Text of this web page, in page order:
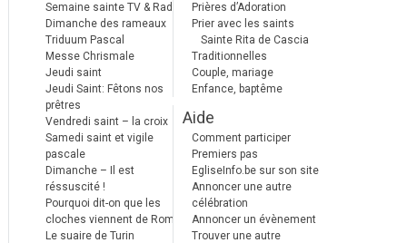
Semaine sainte TV & Radio
Dimanche des rameaux
Triduum Pascal
Messe Chrismale
Jeudi saint
Jeudi Saint: Fêtons nos
prêtres
Vendredi saint – la croix
Samedi saint et vigile
pascale
Dimanche – Il est
réssuscité !
Pourquoi dit-on que les
cloches viennent de Rome ?
Le suaire de Turin
Prières d’Adoration
Prier avec les saints
Sainte Rita de Cascia
Traditionnelles
Couple, mariage
Enfance, baptême
Aide
Comment participer
Premiers pas
EgliseInfo.be sur son site
Annoncer une autre
célébration
Annoncer un évènement
Trouver une autre